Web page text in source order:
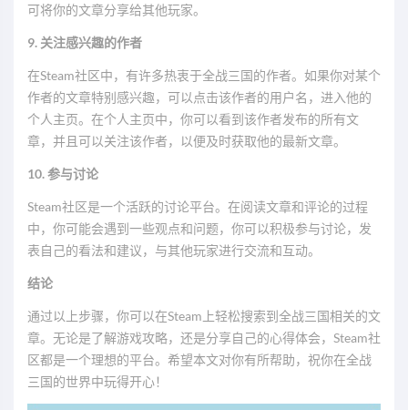
可将你的文章分享给其他玩家。
9. 关注感兴趣的作者
在Steam社区中，有许多热衷于全战三国的作者。如果你对某个
作者的文章特别感兴趣，可以点击该作者的用户名，进入他的
个人主页。在个人主页中，你可以看到该作者发布的所有文
章，并且可以关注该作者，以便及时获取他的最新文章。
10. 参与讨论
Steam社区是一个活跃的讨论平台。在阅读文章和评论的过程
中，你可能会遇到一些观点和问题，你可以积极参与讨论，发
表自己的看法和建议，与其他玩家进行交流和互动。
结论
通过以上步骤，你可以在Steam上轻松搜索到全战三国相关的文
章。无论是了解游戏攻略，还是分享自己的心得体会，Steam社
区都是一个理想的平台。希望本文对你有所帮助，祝你在全战
三国的世界中玩得开心！